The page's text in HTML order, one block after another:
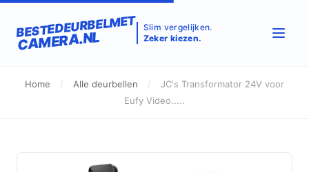
BESTEDEURBELMET
CAMERA.NL
Slim vergelijken.
Zeker kiezen.
Home / Alle deurbellen /
JC's Transformator 24V voor
Eufy Video.....